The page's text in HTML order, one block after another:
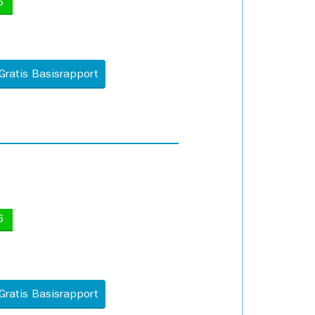
Basisrapport
Basisrapport